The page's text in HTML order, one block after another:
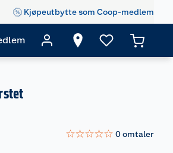
Kjøpeutbytte som Coop-medlem
☆☆☆☆☆ 0omtaler